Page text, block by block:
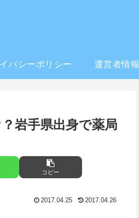
バシーポリシー 運営者情報
岩手県出身で薬局
コピー
2017.04.25 2017.04.26